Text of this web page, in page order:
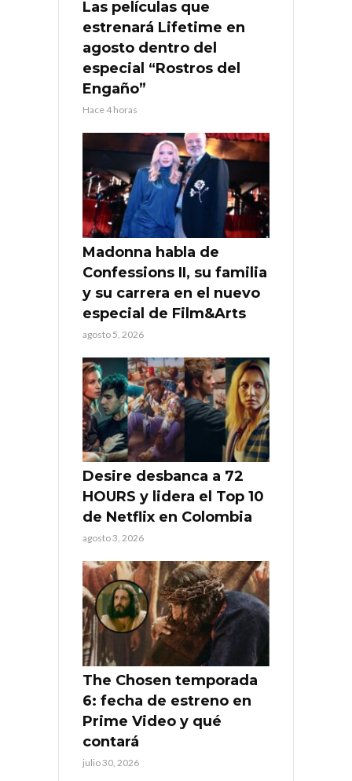
Las películas que
estrenará Lifetime en
agosto dentro del
especial “Rostros del
Engaño”
Hace 4 horas
Madonna habla de
Confessions II, su familia
y su carrera en el nuevo
especial de Film&Arts
agosto 5, 2026
Desire desbanca a 72
HOURS y lidera el Top 10
de Netflix en Colombia
agosto 3, 2026
The Chosen temporada
6: fecha de estreno en
Prime Video y qué
contará
julio 30, 2026